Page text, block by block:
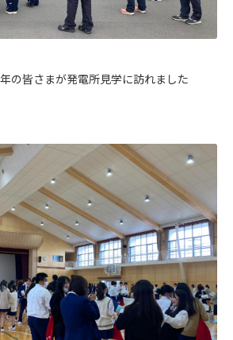
の皆さまが発電所見学に訪れました